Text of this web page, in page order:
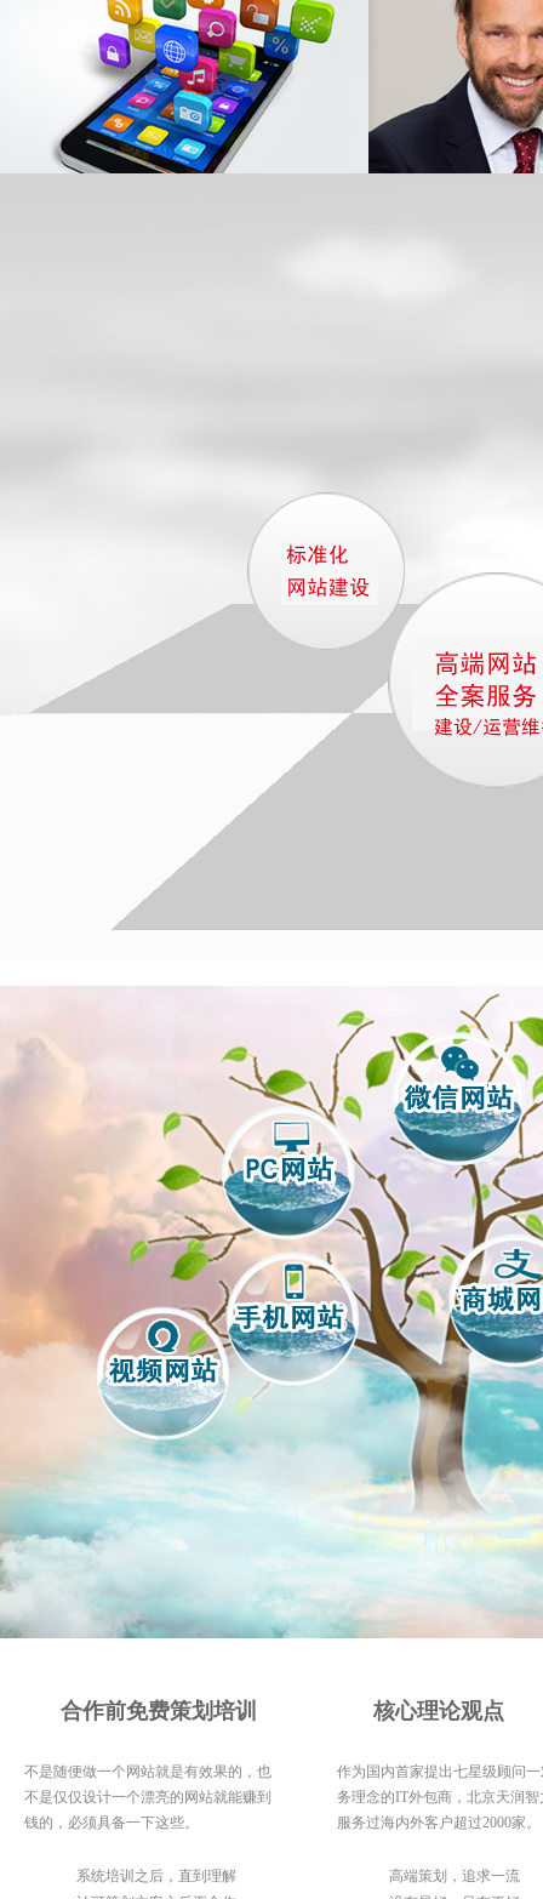
合作前免费策划培训
不是随便做一个网站就是有效果的，也
不是仅仅设计一个漂亮的网站就能赚到
钱的，必须具备一下这些。
系统培训之后，直到理解
核心理论观点
作为国内首家提出七星级顾问
务理念的IT外包商，北京天润智
服务过海内外客户超过2000家。
高端策划，追求一流